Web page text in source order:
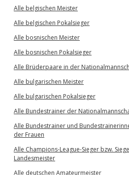
Alle belgischen Meister
Alle belgischen Pokalsieger
Alle bosnischen Meister
Alle bosnischen Pokalsieger
Alle Brüderpaare in der
Alle bulgarischen Meister
Alle bulgarischen Pokalsieger
Alle Bundestrainer der
Alle Bundestrainer und
der Frauen
Alle Champions-League-Sieger bzw.
Landesmeister
Alle deutschen Amateurmeister